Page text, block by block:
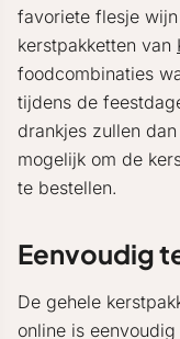
favoriete flesje
kerstpakketten van
foodcombinaties
tijdens de
drankjes zullen
mogelijk om de
te bestellen.
Eenvoudig
De gehele
online is